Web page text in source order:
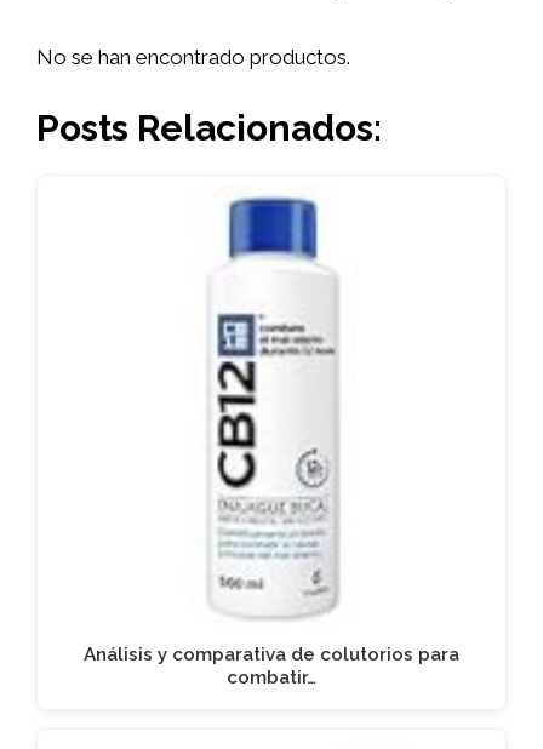
No se han encontrado productos.
Posts Relacionados:
Análisis y comparativa de colutorios para
combatir…